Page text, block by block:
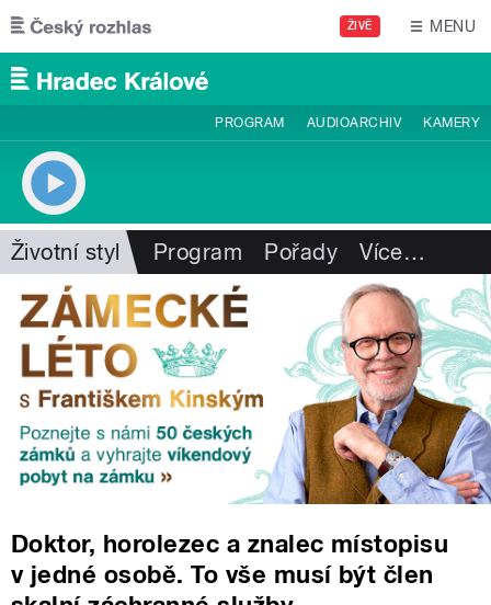
Přejít k hlavnímu obsahu
ŽIVĚ MENU
PROGRAM AUDIOARCHIV KAMERY
Životní styl Program Pořady Více…
Doktor, horolezec a znalec místopisu
v jedné osobě. To vše musí být člen